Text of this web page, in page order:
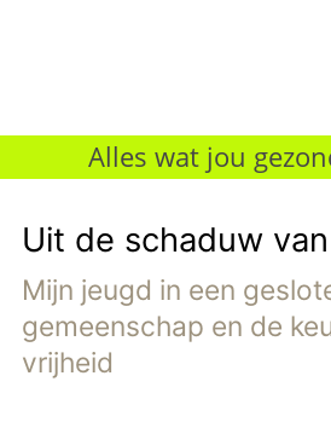
Alles wat jou
Uit de schaduw
Mijn jeugd in een
gemeenschap en de
vrijheid